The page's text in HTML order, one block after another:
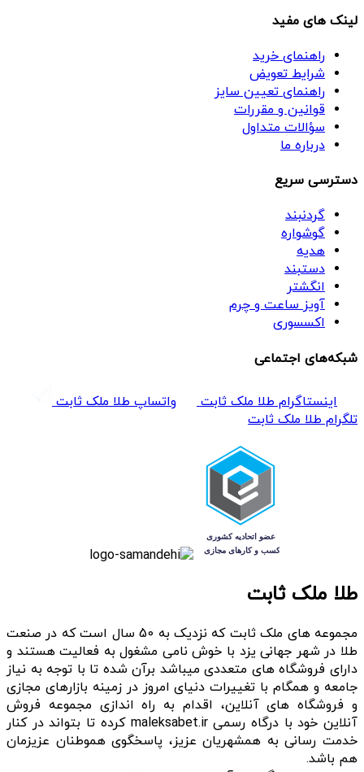
لینک های مفید
راهنمای خرید
شرایط تعویض
راهنمای تعیین سایز
قوانین و مقررات
سؤالات متداول
درباره ما
دسترسی سریع
گردنبند
گوشواره
هدیه
دستبند
انگشتر
آویز ساعت و چرم
اکسسوری
شبکه‌های اجتماعی
اینستاگرام طلا ملک ثابت
واتساپ طلا ملک ثابت
تلگرام طلا ملک ثابت
طلا ملک ثابت
مجموعه های ملک ثابت که نزدیک به 50 سال است که در صنعت
طلا در شهر جهانی یزد با خوش نامی مشغول به فعالیت هستند و
دارای فروشگاه های متعددی میباشد برآن شده تا با توجه به نیاز
جامعه و همگام با تغییرات دنیای امروز در زمینه بازارهای مجازی
و فروشگاه های آنلاین، اقدام به راه اندازی مجموعه فروش
آنلاین خود با درگاه رسمی maleksabet.ir کرده تا بتواند در کنار
خدمت رسانی به همشهریان عزیز، پاسخگوی هموطنان عزیزمان
هم باشد.